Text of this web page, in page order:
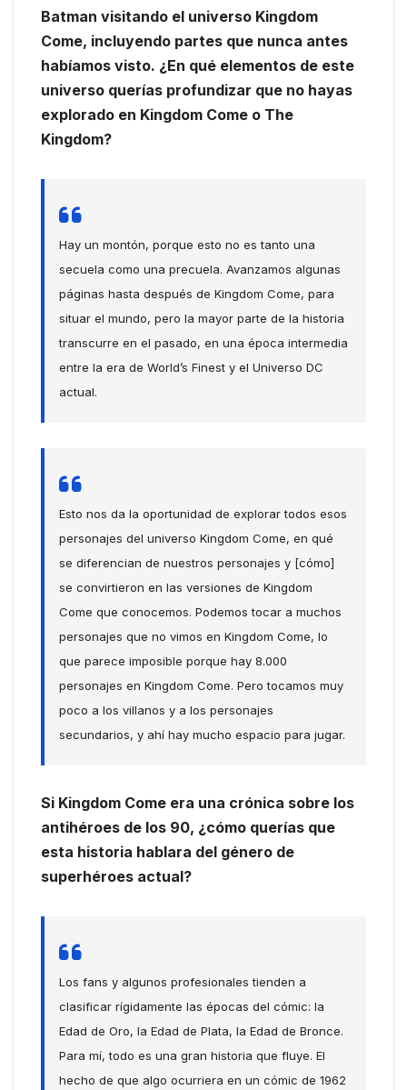
Batman visitando el universo Kingdom
Come, incluyendo partes que nunca antes
habíamos visto. ¿En qué elementos de este
universo querías profundizar que no hayas
explorado en Kingdom Come o The
Kingdom?
Hay un montón, porque esto no es tanto una
secuela como una precuela. Avanzamos algunas
páginas hasta después de Kingdom Come, para
situar el mundo, pero la mayor parte de la historia
transcurre en el pasado, en una época intermedia
entre la era de World’s Finest y el Universo DC
actual.
Esto nos da la oportunidad de explorar todos esos
personajes del universo Kingdom Come, en qué
se diferencian de nuestros personajes y [cómo]
se convirtieron en las versiones de Kingdom
Come que conocemos. Podemos tocar a muchos
personajes que no vimos en Kingdom Come, lo
que parece imposible porque hay 8.000
personajes en Kingdom Come. Pero tocamos muy
poco a los villanos y a los personajes
secundarios, y ahí hay mucho espacio para jugar.
Si Kingdom Come era una crónica sobre los
antihéroes de los 90, ¿cómo querías que
esta historia hablara del género de
superhéroes actual?
Los fans y algunos profesionales tienden a
clasificar rígidamente las épocas del cómic: la
Edad de Oro, la Edad de Plata, la Edad de Bronce.
Para mí, todo es una gran historia que fluye. El
hecho de que algo ocurriera en un cómic de 1962